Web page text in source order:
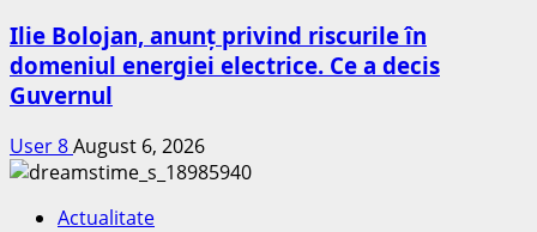
Ilie Bolojan, anunț privind riscurile în
domeniul energiei electrice. Ce a decis
Guvernul
User 8August 6, 2026
Actualitate